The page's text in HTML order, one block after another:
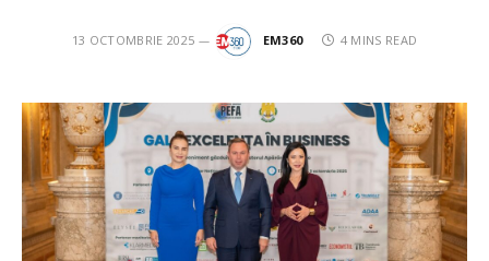
13 OCTOMBRIE 2025 EM360 4 MINS READ